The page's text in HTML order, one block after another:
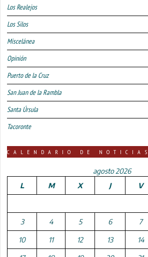
Los Realejos
Los Silos
Miscelánea
Opinión
Puerto de la Cruz
San Juan de la Rambla
Santa Úrsula
Tacoronte
CALENDARIO DE NOTICIAS
agosto 2026
L
M X J V
3 4 5 6 7
10 11 12 13 14